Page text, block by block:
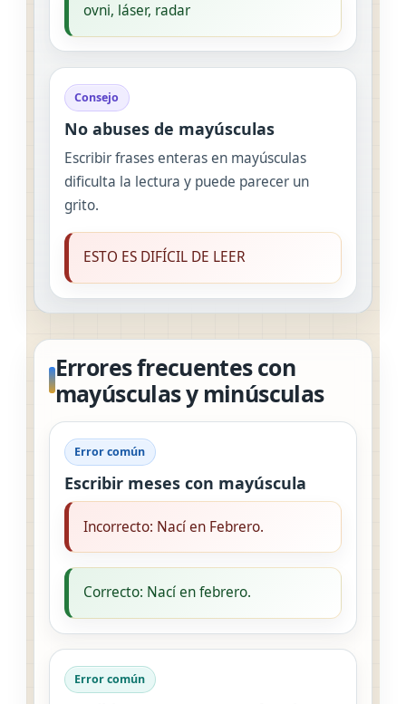
ovni, láser, radar
Consejo
No abuses de mayúsculas
Escribir frases enteras en mayúsculas
dificulta la lectura y puede parecer un
grito.
ESTO ES DIFÍCIL DE LEER
Errores frecuentes con
mayúsculas y minúsculas
Error común
Escribir meses con mayúscula
Incorrecto: Nací en Febrero.
Correcto: Nací en febrero.
Error común